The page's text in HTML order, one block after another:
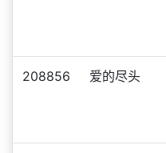
208856 爱的尽头